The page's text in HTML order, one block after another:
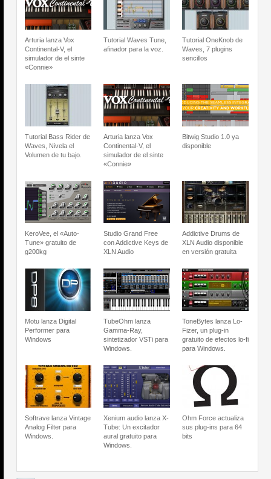
Arturia lanza Vox
Continental-V, el
simulador de el sinte
«Connie»
Tutorial Waves Tune,
afinador para la voz.
Tutorial OneKnob de
Waves, 7 plugins
sencillos
Tutorial Bass Rider de
Waves, Nivela el
Volumen de tu bajo.
Arturia lanza Vox
Continental-V, el
simulador de el sinte
«Connie»
Bitwig Studio 1.0 ya
disponible
KeroVee, el «Auto-
Tune» gratuito de
g200kg
Studio Grand Free
con Addictive Keys de
XLN Audio
Addictive Drums de
XLN Audio disponible
en versión gratuita
Motu lanza Digital
Performer para
Windows
TubeOhm lanza
Gamma-Ray,
sintetizador VSTi para
Windows.
ToneBytes lanza Lo-
Fizer, un plug-in
gratuito de efectos lo-fi
para Windows.
Softrave lanza Vintage
Analog Filter para
Windows.
Xenium audio lanza X-
Tube: Un excitador
aural gratuito para
Windows.
Ohm Force actualiza
sus plug-ins para 64
bits